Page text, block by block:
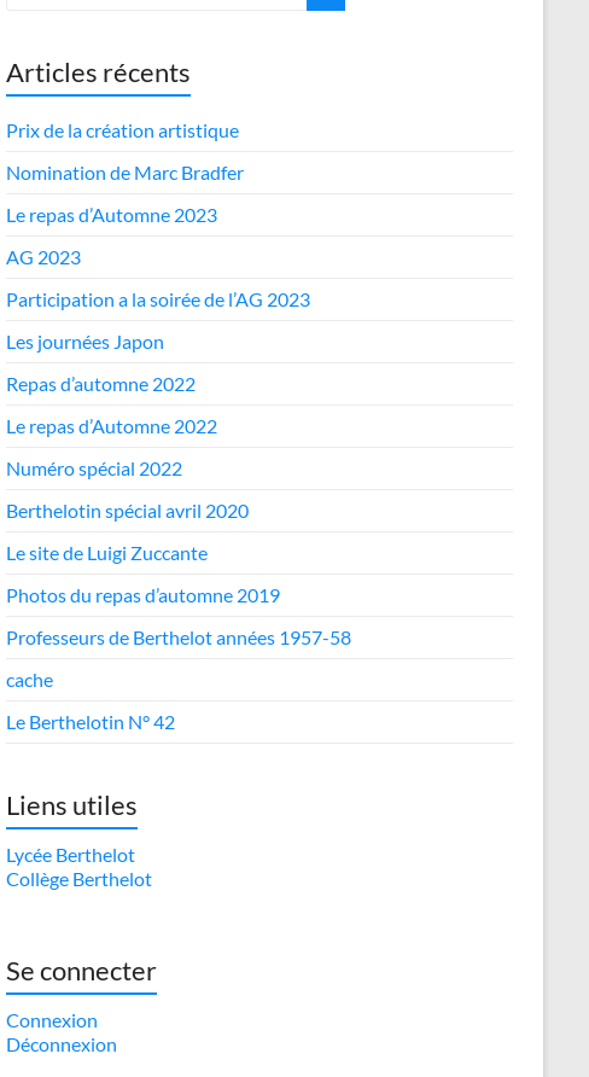
Articles récents
Prix de la création artistique
Nomination de Marc Bradfer
Le repas d’Automne 2023
AG 2023
Participation a la soirée de l’AG 2023
Les journées Japon
Repas d’automne 2022
Le repas d’Automne 2022
Numéro spécial 2022
Berthelotin spécial avril 2020
Le site de Luigi Zuccante
Photos du repas d’automne 2019
Professeurs de Berthelot années 1957-58
cache
Le Berthelotin N° 42
Liens utiles
Lycée Berthelot
Collège Berthelot
Se connecter
Connexion
Déconnexion